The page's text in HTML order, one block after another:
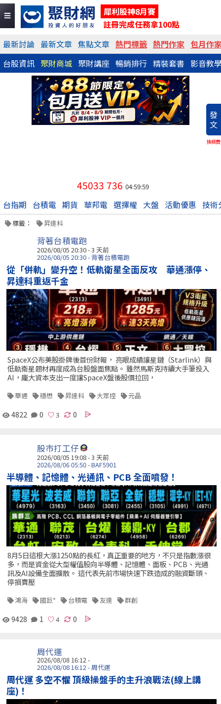
犀利股神8月賽
註冊完成任務拿100點
最新討論 最新文章 焦點文章 熱門標籤 熱門作家 包月作
台股資訊 聚財商城 聚財講座 暢銷排行 精裝套書 影音教
發
文
換稿費
45033 736 04:59:59
台指期 台積電 期貨 華邦電 選擇權 大盤 活動優惠 技術
標籤： 昇達科
背著台積電跑
2026/08/05 20:30 - 3 天前
2026/08/05 20:30 - 背著台積電跑
從「併軌」變升空！低軌衛星全面反攻 華通漲停、
昇達科重返千金
SpaceX公布美股掛牌後首份財報， 亮眼成績讓星鏈（Starlink）與
低軌衛星題材再度成為台股盤面焦點。 雖然馬斯克持續大手筆投入
AI，龐大資本支出一度讓SpaceX盤後股價拉回，
華通 穩懋 昇達科 大眾控 元晶
4822 0 0
股市打工仔
2026/08/05 19:08 - 3 天前
2026/08/06 05:50 - BAF5901
半導體、記憶體、光通訊、PCB 全面噴發！
8月5日這根大漲1250點的長紅，真正重要的地方，不只是指數漲很
多，而是資金從大型權值股向半導體、記憶體、面板、PCB、光通
訊及AI設備全面擴散。 這代表先前市場快速下跌造成的融資斷頭、
停損賣壓
鴻海 國巨* 台積電 友達 群創
9428 1 0
周代運
2026/08/08 16:12 -
2026/08/08 16:12 - 周代運
周代運 多空不懼 頂級操盤手的主升浪戰法(線上講
座)！